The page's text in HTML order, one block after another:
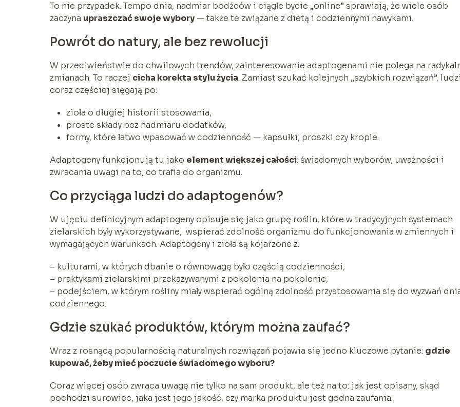
To nie przypadek. Tempo dnia, nadmiar bodźców i ciągłe bycie „online” sprawiają, że wiele osób
zaczyna upraszczać swoje wybory — także te związane z dietą i codziennymi nawykami.
Powrót do natury, ale bez rewolucji
W przeciwieństwie do chwilowych trendów, zainteresowanie adaptogenami nie polega na
zmianach. To raczej cicha korekta stylu życia. Zamiast szukać kolejnych „szybkich rozwiązań”,
coraz częściej sięgają po:
zioła o długiej historii stosowania,
proste składy bez nadmiaru dodatków,
formy, które łatwo wpasować w codzienność — kapsułki, proszki czy krople.
Adaptogeny funkcjonują tu jako element większej całości: świadomych wyborów, uważności i
zwracania uwagi na to, co trafia do organizmu.
Co przyciąga ludzi do adaptogenów?
W ujęciu definicyjnym adaptogeny opisuje się jako grupę roślin, które w tradycyjnych systemach
zielarskich były wykorzystywane, wspierać zdolność organizmu do funkcjonowania w zmiennych i
wymagających warunkach. Adaptogeny i zioła są kojarzone z:
– kulturami, w których dbanie o równowagę było częścią codzienności,
– praktykami zielarskimi przekazywanymi z pokolenia na pokolenie,
– podejściem, w którym rośliny miały wspierać ogólną zdolność przystosowania się do wyzwań
codziennego.
Gdzie szukać produktów, którym można zaufać?
Wraz z rosnącą popularnością naturalnych rozwiązań pojawia się jedno kluczowe pytanie: gdzie
kupować, żeby mieć poczucie świadomego wyboru?
Coraz więcej osób zwraca uwagę nie tylko na sam produkt, ale też na to: jak jest opisany, skąd
pochodzi surowiec, jaka jest jego jakość, czy marka produktu jest godna zaufania.